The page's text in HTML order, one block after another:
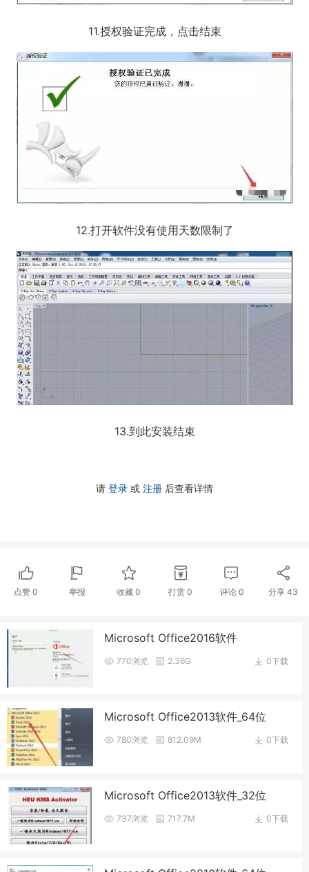
11.授权验证完成，点击结束
12.打开软件没有使用天数限制了
13.到此安装结束
请 登录 或 注册 后查看详情
点赞 0 举报 收藏0 打赏 0 评论 0 分享43
Microsoft Office2016软件
0下载
770浏览 2.36G
Microsoft Office2013软件_64位
0下载
780浏览 812.09M
Microsoft Office2013软件_32位
0下载
737浏览 717.7M